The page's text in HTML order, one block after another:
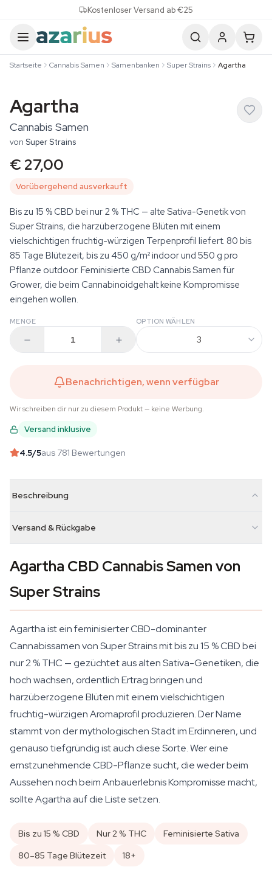
Kostenloser Versand ab €25
Startseite Cannabis Samen Samenbanken Super Strains Agartha
Agartha
Cannabis Samen
von Super Strains
€ 27,00
Vorübergehend ausverkauft
Bis zu 15 % CBD bei nur 2 % THC — alte Sativa-Genetik von
Super Strains, die harzüberzogene Blüten mit einem
vielschichtigen fruchtig-würzigen Terpenprofil liefert. 80 bis
85 Tage Blütezeit, bis zu 450 g/m² indoor und 550 g pro
Pflanze outdoor. Feminisierte CBD Cannabis Samen für
Grower, die beim Cannabinoidgehalt keine Kompromisse
eingehen wollen.
MENGE OPTION WÄHLEN
3
Benachrichtigen, wenn verfügbar
Wir schreiben dir nur zu diesem Produkt — keine Werbung.
Versand inklusive
4.5/5aus 781 Bewertungen
Beschreibung
Versand & Rückgabe
Agartha CBD Cannabis Samen von
Super Strains
Agartha ist ein feminisierter CBD-dominanter
Cannabissamen von Super Strains mit bis zu 15 % CBD bei
nur 2 % THC — gezüchtet aus alten Sativa-Genetiken, die
hoch wachsen, ordentlich Ertrag bringen und
harzüberzogene Blüten mit einem vielschichtigen
fruchtig-würzigen Aromaprofil produzieren. Der Name
stammt von der mythologischen Stadt im Erdinneren, und
genauso tiefgründig ist auch diese Sorte. Wer eine
ernstzunehmende CBD-Pflanze sucht, die weder beim
Aussehen noch beim Anbauerlebnis Kompromisse macht,
sollte Agartha auf die Liste setzen.
Bis zu 15 % CBD Nur 2 % THC
Feminisierte Sativa
80–85 Tage Blütezeit
18+